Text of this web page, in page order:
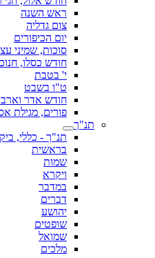
ראש השנה
צום גדליה
יום הכיפורים
סוכות, שמיני
חודש כסלו,
י' בטבת
ט"ו בשבט
חודש אדר
פורים, מגילת
תנ"ך
תנ"ך - כללי,
בראשית
שמות
ויקרא
במדבר
דברים
יהושע
שופטים
שמואל
מלכים